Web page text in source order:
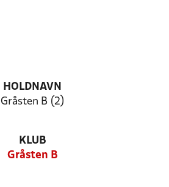
HOLDNAVN
Gråsten B (2)
KLUB
Gråsten B